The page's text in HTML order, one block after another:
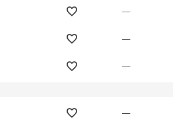
—
—
—
—